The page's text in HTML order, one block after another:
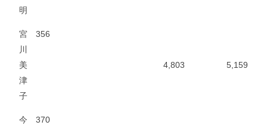
明
宮
川
美
津
子
356
4,803 5,159
今
370